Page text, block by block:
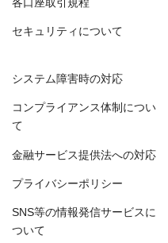
セキュリティについて
システム障害時の対応
コンプライアンス体制につい
て
金融サービス提供法への対応
プライバシーポリシー
SNS等の情報発信サービスに
ついて